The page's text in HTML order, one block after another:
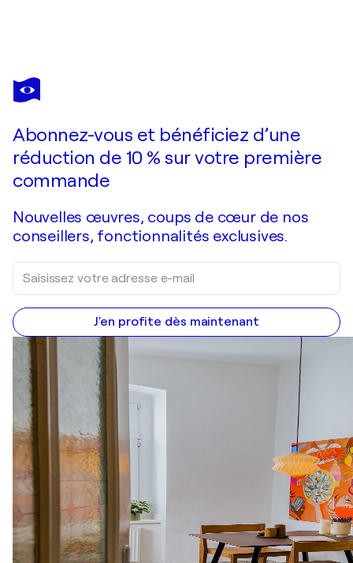
ALEJANDRA REPETTO ESCARDÓ
Emptiness series, N° 196
Abonnez-vous et bénéficiez d’une
réduction de 10 % sur votre première
commande
Nouvelles œuvres, coups de cœur de nos
conseillers, fonctionnalités exclusives.
J'en profite dès maintenant